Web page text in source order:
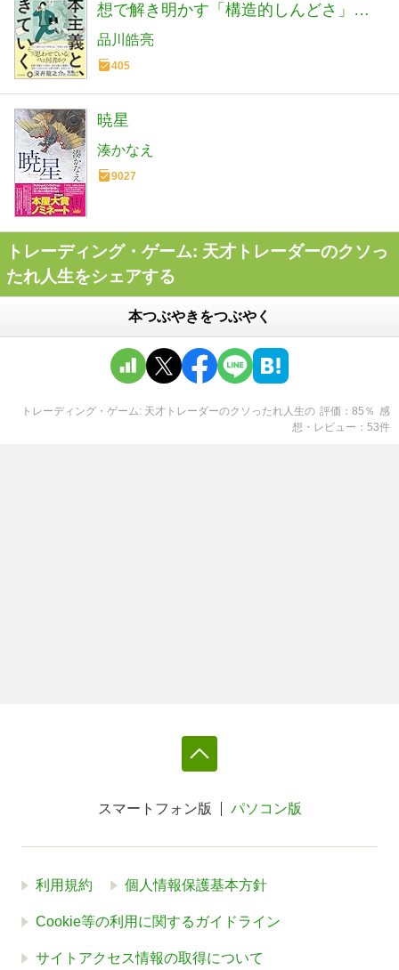
想で解き明かす「構造的しんどさ」の
正体
品川皓亮
405
暁星
湊かなえ
9027
トレーディング・ゲーム: 天才トレーダーのクソっ
たれ人生をシェアする
本つぶやきをつぶやく
トレーディング・ゲーム: 天才トレーダーのクソったれ人生の 評価 85 ％ 感
想・レビュー
53件
スマートフォン版 パソコン版
利用規約 個人情報保護基本方針
Cookie等の利用に関するガイドライン
サイトアクセス情報の取得について